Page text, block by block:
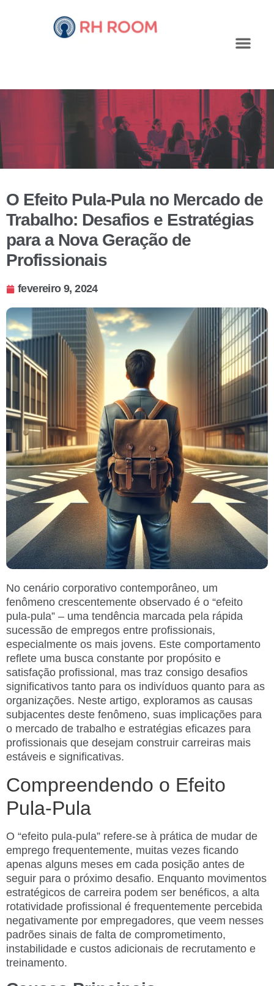
O Efeito Pula-Pula no Mercado de
Trabalho: Desafios e Estratégias
para a Nova Geração de
Profissionais
fevereiro 9, 2024
No cenário corporativo contemporâneo, um
fenômeno crescentemente observado é o “efeito
pula-pula” – uma tendência marcada pela rápida
sucessão de empregos entre profissionais,
especialmente os mais jovens. Este comportamento
reflete uma busca constante por propósito e
satisfação profissional, mas traz consigo desafios
significativos tanto para os indivíduos quanto para as
organizações. Neste artigo, exploramos as causas
subjacentes deste fenômeno, suas implicações para
o mercado de trabalho e estratégias eficazes para
profissionais que desejam construir carreiras mais
estáveis e significativas.
Compreendendo o Efeito
Pula-Pula
O “efeito pula-pula” refere-se à prática de mudar de
emprego frequentemente, muitas vezes ficando
apenas alguns meses em cada posição antes de
seguir para o próximo desafio. Enquanto movimentos
estratégicos de carreira podem ser benéficos, a alta
rotatividade profissional é frequentemente percebida
negativamente por empregadores, que veem nesses
padrões sinais de falta de comprometimento,
instabilidade e custos adicionais de recrutamento e
treinamento.